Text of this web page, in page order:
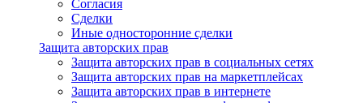
Согласия
Сделки
Иные односторонние сделки
Защита авторских прав
Защита авторских прав в социальных сетях
Защита авторских прав на маркетплейсах
Защита авторских прав в интернете